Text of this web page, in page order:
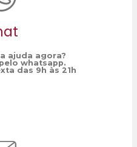
ajuda agora?
whatsapp.
das 9h às 21h